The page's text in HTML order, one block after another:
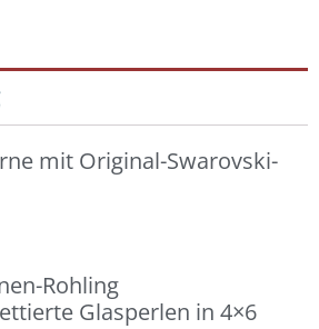
mit Original-Swarovski-
Rohling
Glasperlen in 4×6